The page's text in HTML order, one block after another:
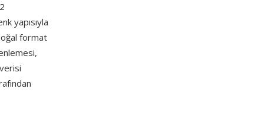
yapısıyla
format